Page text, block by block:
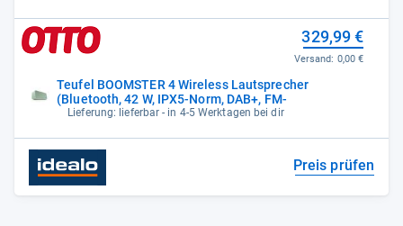
Teufel BOOMSTER 4 Wireless Lautsprecher
(Bluetooth, 42 W, IPX5-Norm, DAB+, FM-
Lieferung: lieferbar - in 4-5 Werktagen bei dir
329,99 €
Versand: 0,00 €
Preis prüfen